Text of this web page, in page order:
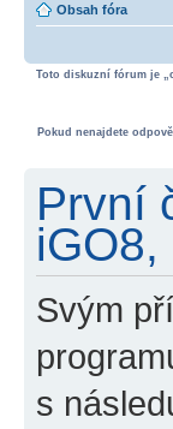
Obsah fóra
Toto diskuzní fórum je
Pokud nenajdete
První
iGO8,
Svým
s